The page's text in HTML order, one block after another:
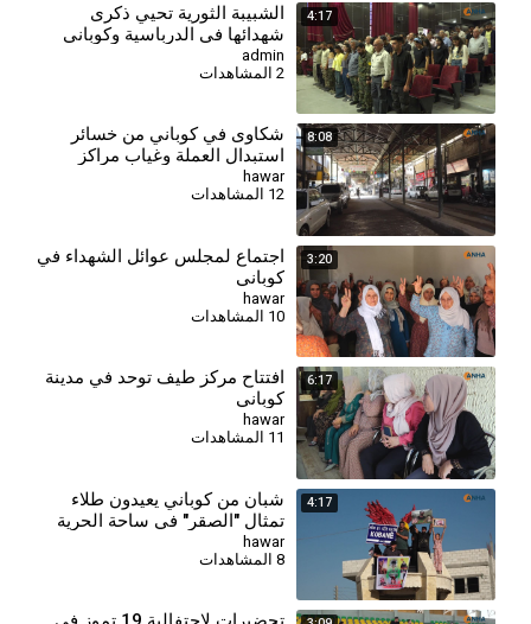
4:17
⁣الشبيبة الثورية تحيي ذكرى
شهدائها في الدرباسية وكوباني
وتؤكد مواصلة مسيرة النضال-
كوباني
admin
2 المشاهدات
8:08
شكاوى في كوباني من خسائر
استبدال العملة وغياب مراكز
الصرف
hawar
12 المشاهدات
3:20
اجتماع لمجلس عوائل الشهداء في
كوباني
hawar
10 المشاهدات
6:17
افتتاح مركز طيف توحد في مدينة
كوباني
hawar
11 المشاهدات
4:17
شبان من كوباني يعيدون طلاء
تمثال "الصقر" في ساحة الحرية
بألوان العلم الكردي
hawar